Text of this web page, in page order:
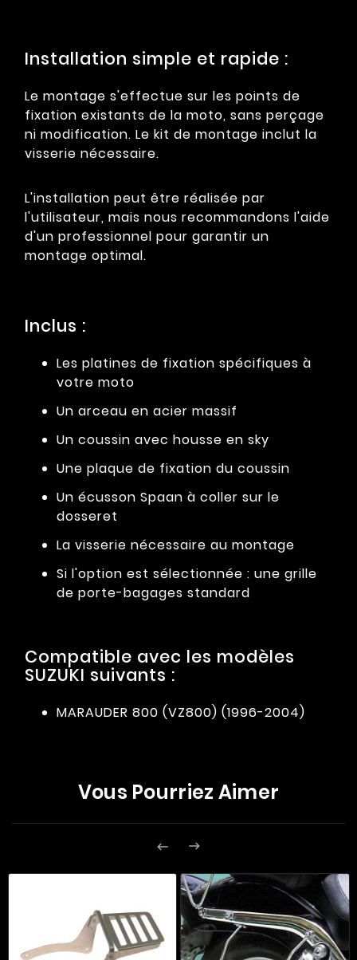
Installation simple et rapide :
Le montage s'effectue sur les points de
fixation existants de la moto, sans perçage
ni modification. Le kit de montage inclut la
visserie nécessaire.
L'installation peut être réalisée par
l'utilisateur, mais nous recommandons l'aide
d'un professionnel pour garantir un
montage optimal.
Inclus :
Les platines de fixation spécifiques à
votre moto
Un arceau en acier massif
Un coussin avec housse en sky
Une plaque de fixation du coussin
Un écusson Spaan à coller sur le
dosseret
La visserie nécessaire au montage
Si l'option est sélectionnée : une grille
de porte-bagages standard
Compatible avec les modèles
SUZUKI suivants :
MARAUDER 800 (VZ800) (1996-2004)
Vous Pourriez Aimer
 